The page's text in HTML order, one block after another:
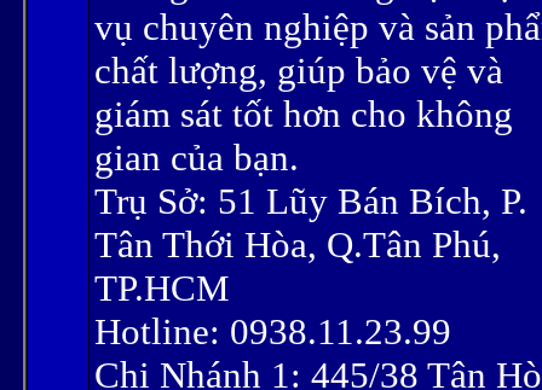
vụ chuyên nghiệp và sản
chất lượng, giúp bảo vệ và
giám sát tốt hơn cho không
gian của bạn.
Trụ Sở: 51 Lũy Bán Bích, P.
Tân Thới Hòa, Q.Tân Phú,
TP.HCM
Hotline: 0938.11.23.99
Chi Nhánh 1: 445/38 Tân